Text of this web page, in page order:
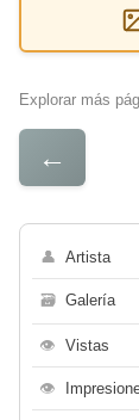
Explorar más
←
👤 Artista
🗃 Galería
👁 Vistas
👁